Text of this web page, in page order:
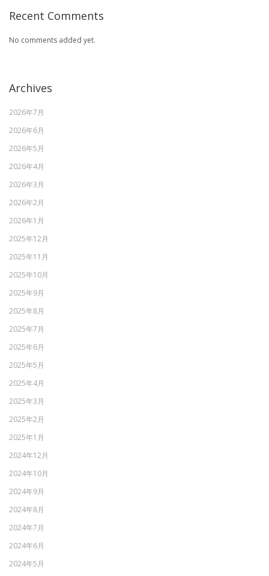
Recent Comments
No comments added yet.
Archives
2026年7月
2026年6月
2026年5月
2026年4月
2026年3月
2026年2月
2026年1月
2025年12月
2025年11月
2025年10月
2025年9月
2025年8月
2025年7月
2025年6月
2025年5月
2025年4月
2025年3月
2025年2月
2025年1月
2024年12月
2024年10月
2024年9月
2024年8月
2024年7月
2024年6月
2024年5月